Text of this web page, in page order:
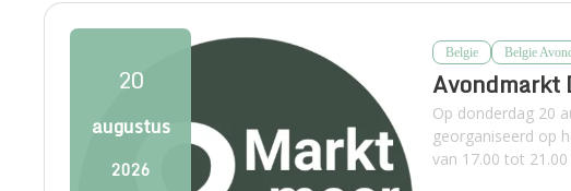
20
augustus
2026
Belgie Belgie
Avondmarkt
Op donderdag 20
georganiseerd op
van 17.00 tot